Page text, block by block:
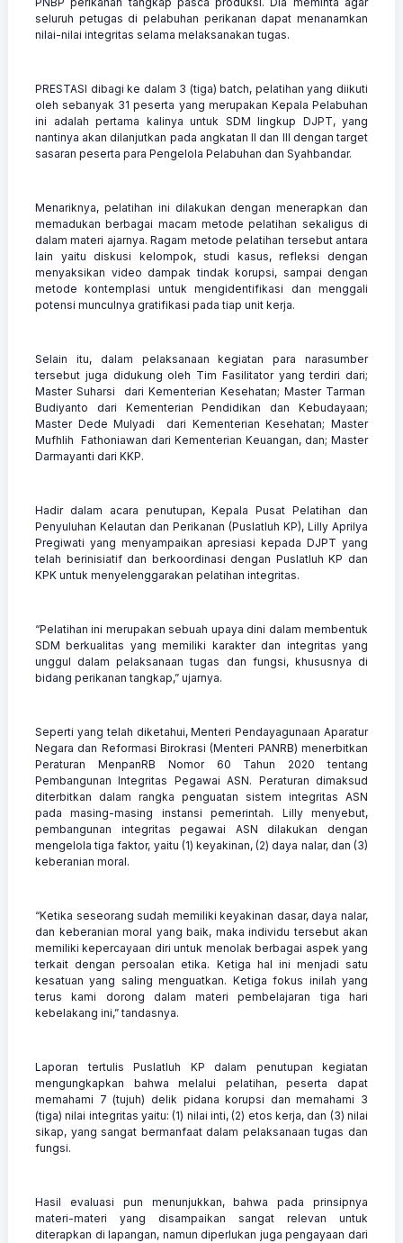
seluruh petugas di pelabuhan perikanan dapat menanamkan
nilai-nilai integritas selama melaksanakan tugas.
PRESTASI dibagi ke dalam 3 (tiga) batch, pelatihan yang diikuti
oleh sebanyak 31 peserta yang merupakan Kepala Pelabuhan
ini adalah pertama kalinya untuk SDM lingkup DJPT, yang
nantinya akan dilanjutkan pada angkatan II dan III dengan target
sasaran peserta para Pengelola Pelabuhan dan Syahbandar.
Menariknya, pelatihan ini dilakukan dengan menerapkan dan
memadukan berbagai macam metode pelatihan sekaligus di
dalam materi ajarnya. Ragam metode pelatihan tersebut antara
lain yaitu diskusi kelompok, studi kasus, refleksi dengan
menyaksikan video dampak tindak korupsi, sampai dengan
metode kontemplasi untuk mengidentifikasi dan menggali
potensi munculnya gratifikasi pada tiap unit kerja.
Selain itu, dalam pelaksanaan kegiatan para narasumber
tersebut juga didukung oleh Tim Fasilitator yang terdiri dari;
Master Suharsi dari Kementerian Kesehatan; Master Tarman
Budiyanto dari Kementerian Pendidikan dan Kebudayaan;
Master Dede Mulyadi dari Kementerian Kesehatan; Master
Mufhlih Fathoniawan dari Kementerian Keuangan, dan; Master
Darmayanti dari KKP.
Hadir dalam acara penutupan, Kepala Pusat Pelatihan dan
Penyuluhan Kelautan dan Perikanan (Puslatluh KP), Lilly Aprilya
Pregiwati yang menyampaikan apresiasi kepada DJPT yang
telah berinisiatif dan berkoordinasi dengan Puslatluh KP dan
KPK untuk menyelenggarakan pelatihan integritas.
“Pelatihan ini merupakan sebuah upaya dini dalam membentuk
SDM berkualitas yang memiliki karakter dan integritas yang
unggul dalam pelaksanaan tugas dan fungsi, khususnya di
bidang perikanan tangkap,” ujarnya.
Seperti yang telah diketahui, Menteri Pendayagunaan Aparatur
Negara dan Reformasi Birokrasi (Menteri PANRB) menerbitkan
Peraturan MenpanRB Nomor 60 Tahun 2020 tentang
Pembangunan Integritas Pegawai ASN. Peraturan dimaksud
diterbitkan dalam rangka penguatan sistem integritas ASN
pada masing-masing instansi pemerintah. Lilly menyebut,
pembangunan integritas pegawai ASN dilakukan dengan
mengelola tiga faktor, yaitu (1) keyakinan, (2) daya nalar, dan (3)
keberanian moral.
“Ketika seseorang sudah memiliki keyakinan dasar, daya nalar,
dan keberanian moral yang baik, maka individu tersebut akan
memiliki kepercayaan diri untuk menolak berbagai aspek yang
terkait dengan persoalan etika. Ketiga hal ini menjadi satu
kesatuan yang saling menguatkan. Ketiga fokus inilah yang
terus kami dorong dalam materi pembelajaran tiga hari
kebelakang ini,” tandasnya.
Laporan tertulis Puslatluh KP dalam penutupan kegiatan
mengungkapkan bahwa melalui pelatihan, peserta dapat
memahami 7 (tujuh) delik pidana korupsi dan memahami 3
(tiga) nilai integritas yaitu: (1) nilai inti, (2) etos kerja, dan (3) nilai
sikap, yang sangat bermanfaat dalam pelaksanaan tugas dan
fungsi.
Hasil evaluasi pun menunjukkan, bahwa pada prinsipnya
materi-materi yang disampaikan sangat relevan untuk
diterapkan di lapangan, namun diperlukan juga pengayaan dari